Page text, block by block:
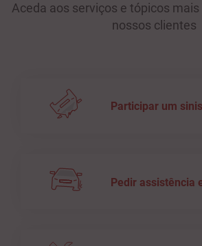
Aceda aos serviços e tópicos
nossos clientes
Participar um
Pedir assistência